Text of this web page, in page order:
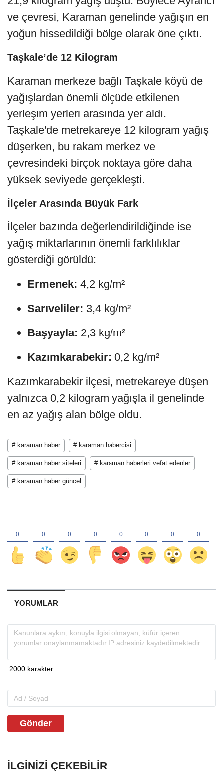
ve çevresi, Karaman genelinde yağışın en
yoğun hissedildiği bölge olarak öne çıktı.
Taşkale’de 12 Kilogram
Karaman merkeze bağlı Taşkale köyü de
yağışlardan önemli ölçüde etkilenen
yerleşim yerleri arasında yer aldı.
Taşkale'de metrekareye 12 kilogram yağış
düşerken, bu rakam merkez ve
çevresindeki birçok noktaya göre daha
yüksek seviyede gerçekleşti.
İlçeler Arasında Büyük Fark
İlçeler bazında değerlendirildiğinde ise
yağış miktarlarının önemli farklılıklar
gösterdiği görüldü:
Ermenek: 4,2 kg/m²
Sarıveliler: 3,4 kg/m²
Başyayla: 2,3 kg/m²
Kazımkarabekir: 0,2 kg/m²
Kazımkarabekir ilçesi, metrekareye düşen
yalnızca 0,2 kilogram yağışla il genelinde
en az yağış alan bölge oldu.
# karaman haber # karaman habercisi
# karaman haber siteleri # karaman haberleri vefat edenler
# karaman haber güncel
YORUMLAR
Gönder
İLGINIZI ÇEKEBILIR